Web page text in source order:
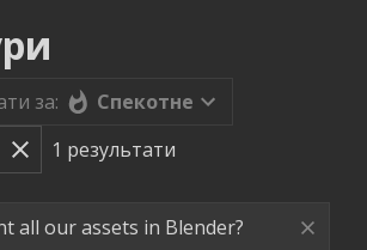
за:
Спекотне
1 результати
all our assets in Blender?